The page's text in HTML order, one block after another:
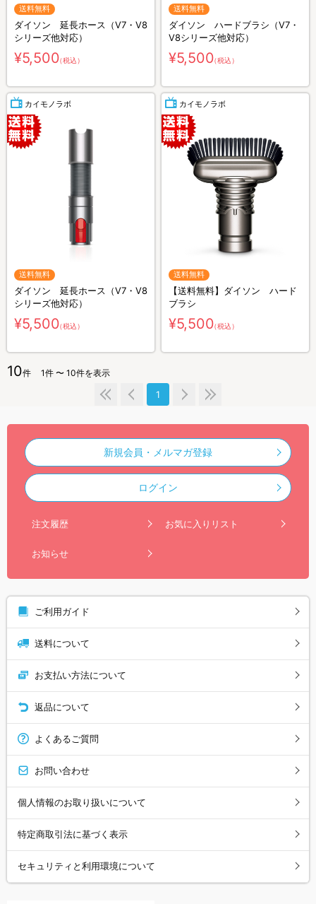
送料無料
ダイソン 延長ホース（V7・V8
シリーズ他対応）
¥5,500（税込）
送料無料
ダイソン ハードブラシ（V7・
V8シリーズ他対応）
¥5,500（税込）
カイモノラボ
送料無料
ダイソン 延長ホース（V7・V8
シリーズ他対応）
¥5,500（税込）
カイモノラボ
送料無料
【送料無料】ダイソン ハード
ブラシ
¥5,500（税込）
10件 1件 〜 10件を表示
1
新規会員・メルマガ登録
ログイン
注文履歴 お気に入りリスト
お知らせ
ご利用ガイド
送料について
お支払い方法について
返品について
よくあるご質問
お問い合わせ
個人情報のお取り扱いについて
特定商取引法に基づく表示
セキュリティと利用環境について